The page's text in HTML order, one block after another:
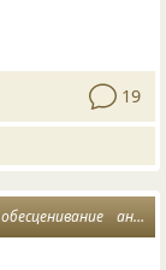
19
обесценивание аня л